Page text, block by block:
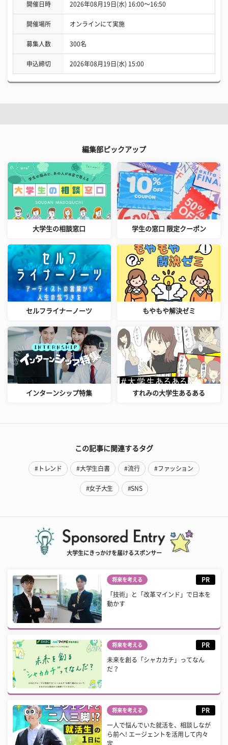
開催日時 2026年08月19日(水) 16:00〜16:50
開催場所 オンラインにて実施
募集人数 300名
申込締切 2026年08月19日(水) 15:00
編集部ピックアップ
大学生の相談窓口 学生の窓口 限定クーポン
セルフライナーノーツ もやもや解決ゼミ
インターンシップ特集 すれみの大学生あるある
この記事に関連するタグ
#トレンド #大学生白書 #流行 #ファッション
#女子大生 #SNS
大学生にきっかけを届けるスポンサー
将来を考える PR
「技術」と「改革マインド」で日本を
動かす
将来を考える PR
未来を創る「シャカカチ」ってなん
だ？
将来を考える PR
一人で悩んでいた就活を、相談しなが
ら前へ! エージェントを活用して内々
定...